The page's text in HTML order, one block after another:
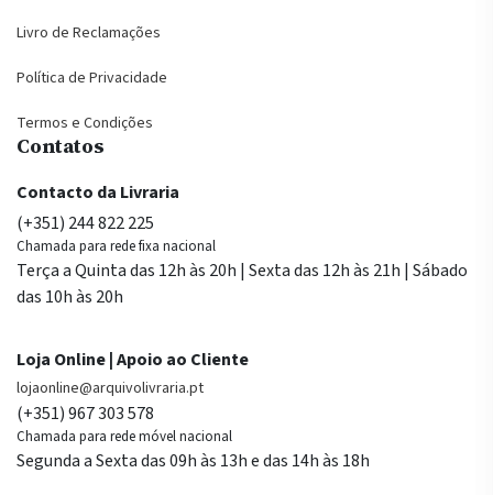
Livro de Reclamações
Política de Privacidade
Termos e Condições
Contatos
Contacto da Livraria
(+351) 244 822 225
Chamada para rede fixa nacional
Terça a Quinta das 12h às 20h | Sexta das 12h às 21h | Sábado
das 10h às 20h
Loja Online | Apoio ao Cliente
lojaonline@arquivolivraria.pt
(+351) 967 303 578
Chamada para rede móvel nacional
Segunda a Sexta das 09h às 13h e das 14h às 18h